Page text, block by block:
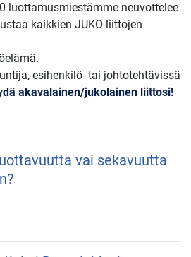
luottamusmiestämme neuvottelee
kaikkien JUKO-liittojen
esihenkilö- tai johtotehtävissä
akavalainen/jukolainen liittosi!
vai sekavuutta